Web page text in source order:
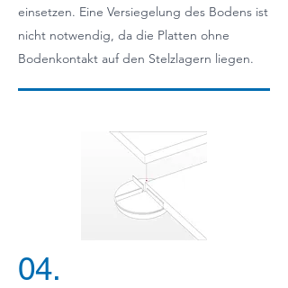
einsetzen. Eine Versiegelung des Bodens ist
nicht notwendig, da die Platten ohne
Bodenkontakt auf den Stelzlagern liegen.
04.